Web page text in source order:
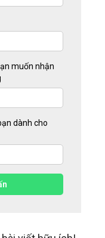
muốn nhận
dành cho